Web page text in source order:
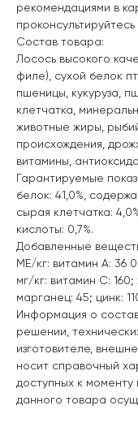
рекомендациями в
Состав товара:
Лосось высокого
филе), сухой белок
пшеницы, кукуруза,
клетчатка,
животные жиры,
происхождения,
витамины,
Гарантируемые
белок: 41,0%,
сырая клетчатка:
кислоты: 0,7%.
Добавленные
МЕ/кг: витамин А: 36
мг/кг: витамин C: 160;
марганец: 45; цинк:
Информация о
решении,
изготовителе,
носит справочный
доступных к моменту
данного товара